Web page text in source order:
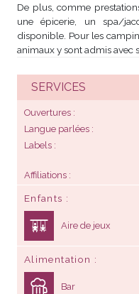
De plus, comme
une épicerie, un spa/
disponible. Pour les
animaux y sont admis avec
SERVICES
Ouvertures
Langue parlées
Labels
Affiliations
Enfants
Aire de jeux
Alimentation
Bar